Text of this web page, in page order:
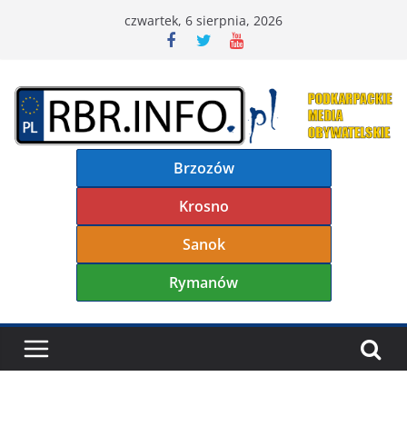
czwartek, 6 sierpnia, 2026
Brzozów
Krosno
Sanok
Rymanów